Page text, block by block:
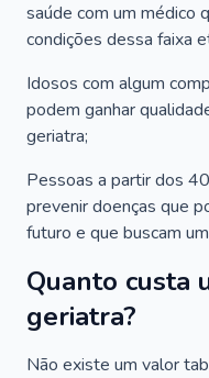
saúde com um médico
condições dessa faixa
Idosos com algum
podem ganhar
geriatra;
Pessoas a partir dos
prevenir doenças que
futuro e que buscam
Quanto custa
geriatra?
Não existe um valor